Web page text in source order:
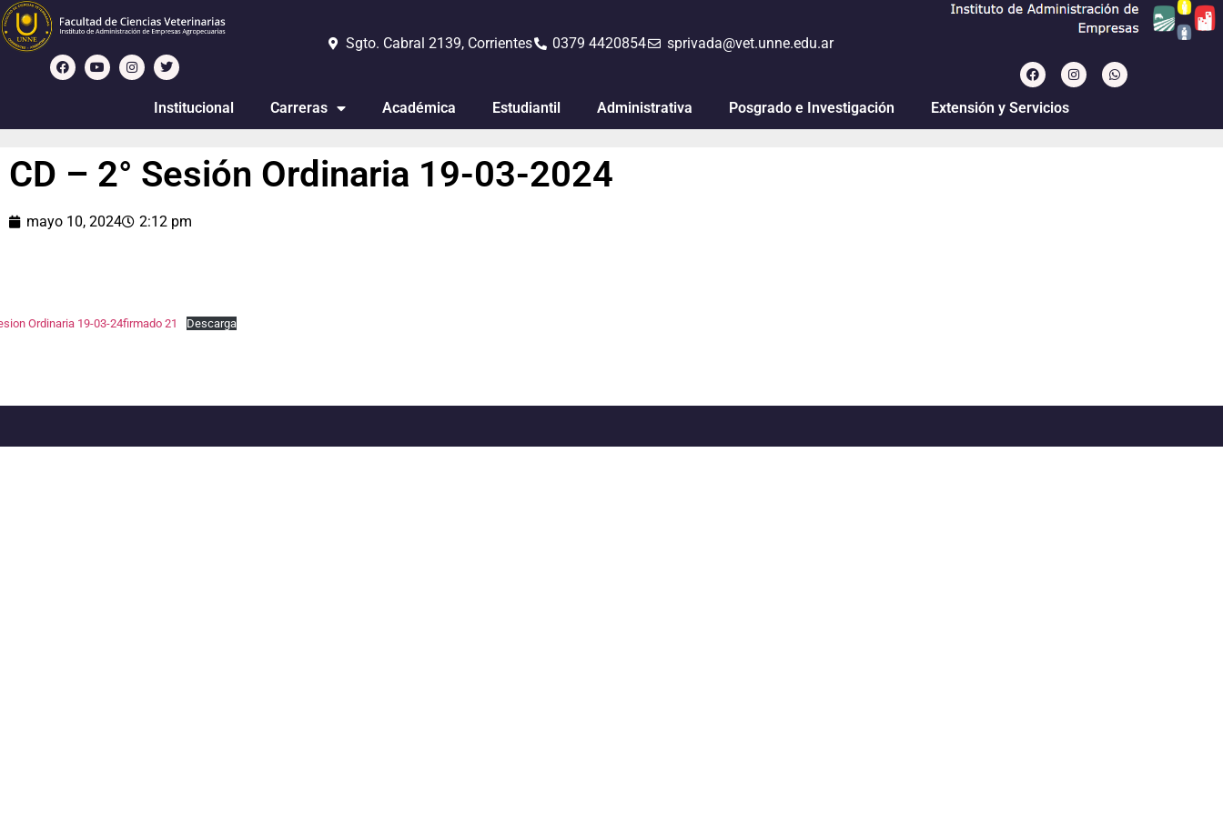
Sgto. Cabral 2139, Corrientes 0379 4420854 sprivada@vet.unne.edu.ar
Institucional Carreras Académica Estudiantil Administrativa Posgrado e Investigación Extensión y Servicios
CD – 2° Sesión Ordinaria 19-03-2024
mayo 10, 2024 2:12 pm
Ordinaria 19-03-24firmado 21 Descarga